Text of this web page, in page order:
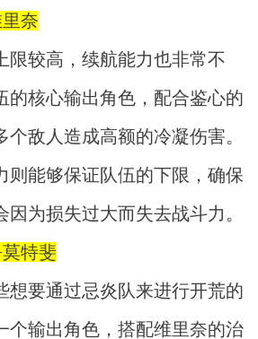
奈
限较高，续航能力也非常不
的核心输出角色，配合鉴心的
个敌人造成高额的冷凝伤害。
则能够保证队伍的下限，确保
为损失过大而失去战斗力。
特斐
想要通过忌炎队来进行开荒的
个输出角色，搭配维里奈的治